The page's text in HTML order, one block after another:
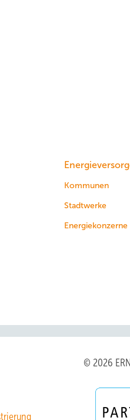
Kommunen
Stadtwerke
Energiekonzerne
© 2026